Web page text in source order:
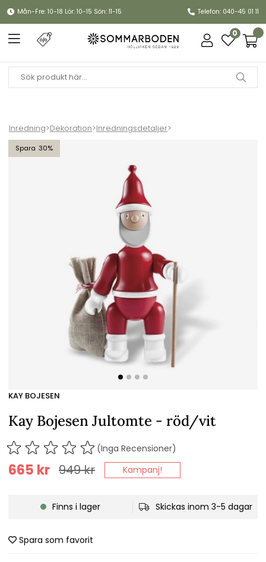
Mån-Fre: 10-18 Lör: 10-15 Sön: 11-15 Telefon: 040-45 01 11
0
Inredning>Dekoration>Inredningsdetaljer>
30
Kay Bojesen Jultomte - röd/vit
KAY BOJESEN
Kay Bojesen Jultomte - röd/vit
(Inga Recensioner)
949kr
665 kr Kampanj!
Finns i lager Skickas inom 3-5 dagar
Spara som favorit